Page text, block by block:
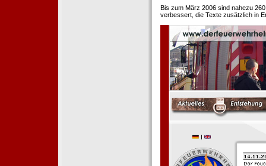
Bis zum März 2006 sind nahezu
verbessert, die Texte zusätzlich in